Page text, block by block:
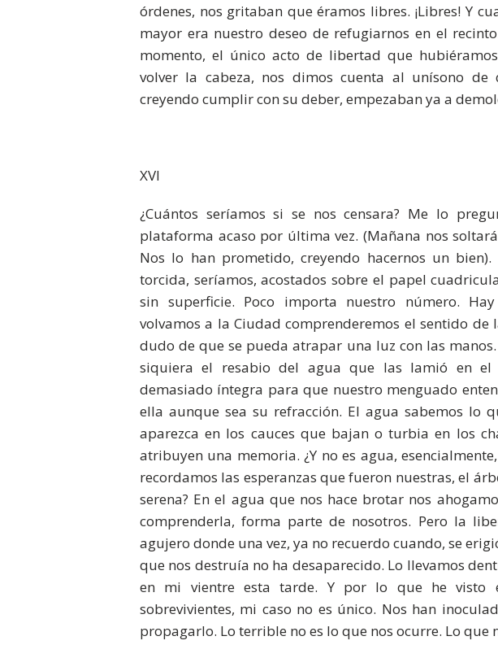
órdenes, nos gritaban que éramos libres. ¡Libres! Y
mayor era nuestro deseo de refugiarnos en el
momento, el único acto de libertad que
volver la cabeza, nos dimos cuenta al unísono de
creyendo cumplir con su deber, empezaban ya a
XVI
¿Cuántos seríamos si se nos censara? Me lo
plataforma acaso por última vez. (Mañana nos
Nos lo han prometido, creyendo hacernos un
torcida, seríamos, acostados sobre el papel
sin superficie. Poco importa nuestro número.
volvamos a la Ciudad comprenderemos el sentido de
dudo de que se pueda atrapar una luz con las
siquiera el resabio del agua que las lamió en el
demasiado íntegra para que nuestro menguado
ella aunque sea su refracción. El agua sabemos lo
aparezca en los cauces que bajan o turbia en los
atribuyen una memoria. ¿Y no es agua,
recordamos las esperanzas que fueron nuestras, el
serena? En el agua que nos hace brotar nos
comprenderla, forma parte de nosotros. Pero la
agujero donde una vez, ya no recuerdo cuando, se
que nos destruía no ha desaparecido. Lo llevamos
en mi vientre esta tarde. Y por lo que he visto
sobrevivientes, mi caso no es único. Nos han
propagarlo. Lo terrible no es lo que nos ocurre. Lo que